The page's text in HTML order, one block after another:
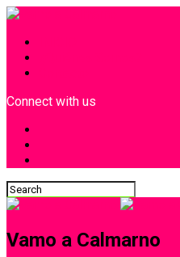
Connect with us
Vamo a Calmarno